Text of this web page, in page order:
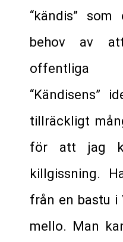
“kändis”
behov av
offentliga
“Kändisens”
tillräckligt
för att jag
killgissning.
från en bastu
mello. Man